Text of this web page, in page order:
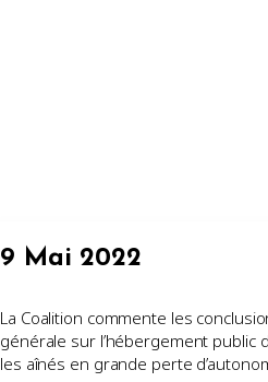
9 Mai 2022
La Coalition commente les
générale sur l’hébergement public
les aînés en grande perte